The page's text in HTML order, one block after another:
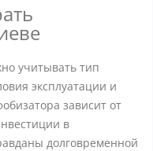
учитывать тип
эксплуатации и
зависит от
в
долговременной